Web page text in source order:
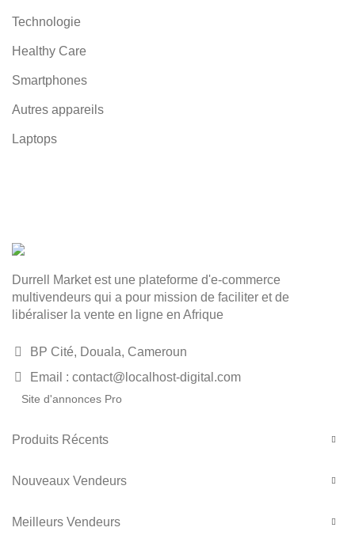
Technologie
Healthy Care
Smartphones
Autres appareils
Laptops
Durrell Market est une plateforme d'e-commerce
multivendeurs qui a pour mission de faciliter et de
libéraliser la vente en ligne en Afrique
BP Cité, Douala, Cameroun
Email : contact@localhost-digital.com
Site d'annonces Pro
Produits Récents
Nouveaux Vendeurs
Meilleurs Vendeurs